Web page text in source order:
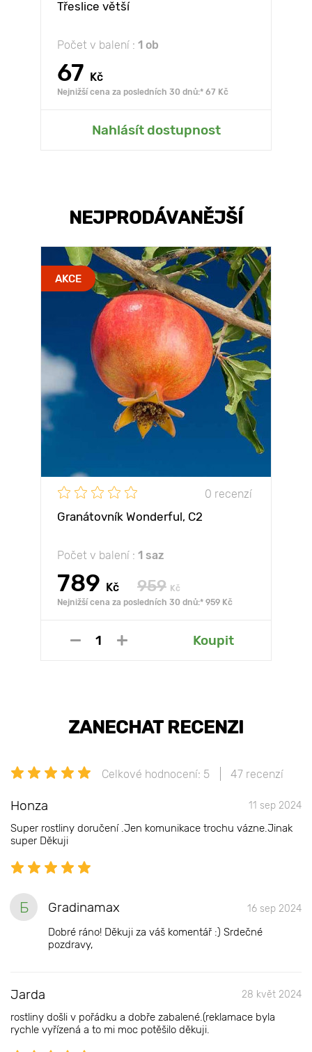
Třeslice větší
Počet v balení : 1 ob
67 Kč
Nejnižší cena za posledních 30 dnů:* 67 Kč
Nahlásít dostupnost
NEJPRODÁVANĚJŠÍ
AKCE
0 recenzí
Granátovník Wonderful, С2
Počet v balení : 1 saz
789 Kč 959 Kč
Nejnižší cena za posledních 30 dnů:* 959 Kč
Koupit
ZANECHAT RECENZI
Celkové hodnocení: 5 47 recenzí
Honza 11 sep 2024
Super rostliny doručení .Jen komunikace trochu vázne.Jinak
super Děkuji
Б Gradinamax 16 sep 2024
Dobré ráno! Děkuji za váš komentář :) Srdečné
pozdravy,
Jarda 28 květ 2024
rostliny došli v pořádku a dobře zabalené.(reklamace byla
rychle vyřízená a to mi moc potěšilo děkuji.